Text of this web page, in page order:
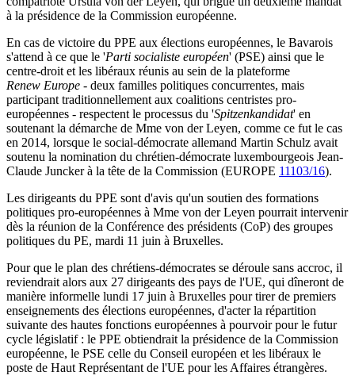
à la présidence de la Commission européenne.
En cas de victoire du PPE aux élections européennes, le Bavarois
s'attend à ce que le 'Parti socialiste européen' (PSE) ainsi que le
centre-droit et les libéraux réunis au sein de la plateforme
Renew Europe - deux familles politiques concurrentes, mais
participant traditionnellement aux coalitions centristes pro-
européennes - respectent le processus du 'Spitzenkandidat' en
soutenant la démarche de Mme von der Leyen, comme ce fut le cas
en 2014, lorsque le social-démocrate allemand Martin Schulz avait
soutenu la nomination du chrétien-démocrate luxembourgeois Jean-
Claude Juncker à la tête de la Commission (EUROPE 11103/16).
Les dirigeants du PPE sont d'avis qu'un soutien des formations
politiques pro-européennes à Mme von der Leyen pourrait intervenir
dès la réunion de la Conférence des présidents (CoP) des groupes
politiques du PE, mardi 11 juin à Bruxelles.
Pour que le plan des chrétiens-démocrates se déroule sans accroc, il
reviendrait alors aux 27 dirigeants des pays de l'UE, qui dîneront de
manière informelle lundi 17 juin à Bruxelles pour tirer de premiers
enseignements des élections européennes, d'acter la répartition
suivante des hautes fonctions européennes à pourvoir pour le futur
cycle législatif : le PPE obtiendrait la présidence de la Commission
européenne, le PSE celle du Conseil européen et les libéraux le
poste de Haut Représentant de l'UE pour les Affaires étrangères.